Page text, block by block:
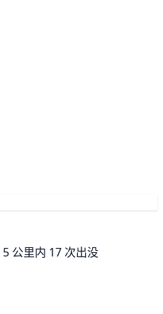
5 公里内 17 次出没